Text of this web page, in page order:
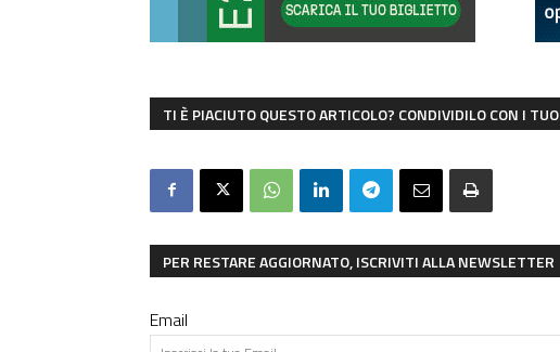
TI È PIACIUTO QUESTO ARTICOLO? CONDIVIDILO CON I
PER RESTARE AGGIORNATO, ISCRIVITI ALLA NEWSLETTER
Email